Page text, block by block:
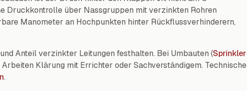
Druckkontrolle über Nassgruppen mit verzinkten Rohren
Manometer an Hochpunkten hinter Rückflussverhinderern,
Anteil verzinkter Leitungen festhalten. Bei Umbauten (Sprinkler
Klärung mit Errichter oder Sachverständigem. Technische
.